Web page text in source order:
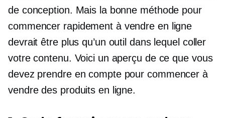
de conception. Mais la bonne méthode pour
commencer rapidement à vendre en ligne
devrait être plus qu’un outil dans lequel coller
votre contenu. Voici un aperçu de ce que vous
devez prendre en compte pour commencer à
vendre des produits en ligne.